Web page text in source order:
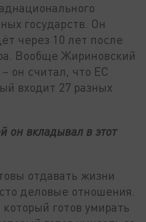
государств. Он
через 10 лет после
Вообще Жириновский
он считал, что ЕС
входит 27 разных
он вкладывал в этот
отдавать жизни
деловые отношения.
готов умирать